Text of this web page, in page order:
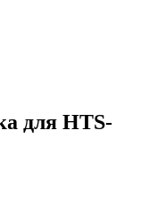
для HTS-